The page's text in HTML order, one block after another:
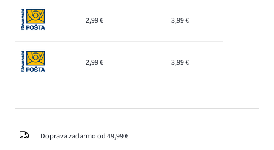
2,99 € 3,99 €
2,99 € 3,99 €
Doprava zadarmo od 49,99 €